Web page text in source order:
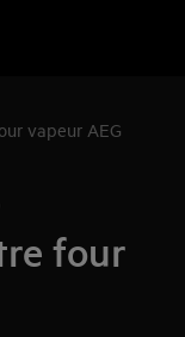
vapeur AEG
four